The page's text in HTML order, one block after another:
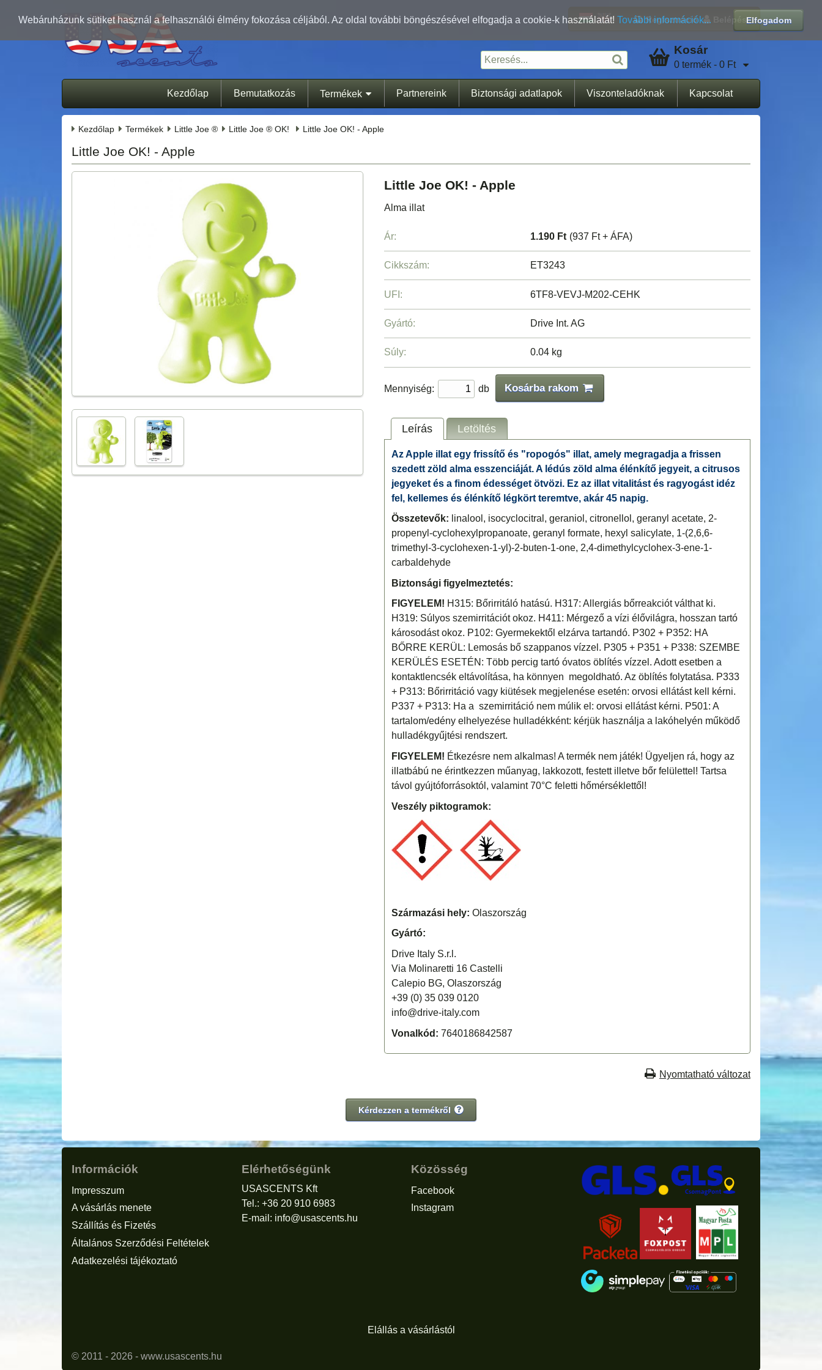
Elfogadom
Webáruházunk sütiket használ a felhasználói élmény fokozása céljából. Az oldal további böngészésével elfogadja a cookie-k használatát! További információk...
Regisztráció Belépés
Kosár
0 termék - 0 Ft
Kezdőlap Bemutatkozás Termékek Partnereink Biztonsági adatlapok Viszonteladóknak Kapcsolat
Kezdőlap Termékek Little Joe ® Little Joe ® OK! Little Joe OK! - Apple
Little Joe OK! - Apple
Little Joe OK! - Apple
Alma illat
Ár: 1.190 Ft (937 Ft + ÁFA)
Cikkszám: ET3243
UFI: 6TF8-VEVJ-M202-CEHK
Gyártó: Drive Int. AG
Súly: 0.04 kg
Mennyiség: db Kosárba rakom
Leírás Letöltés
Az Apple illat egy frissítő és "ropogós" illat, amely megragadja a frissen
szedett zöld alma esszenciáját. A lédús zöld alma élénkítő jegyeit, a citrusos
jegyeket és a finom édességet ötvözi. Ez az illat vitalitást és ragyogást idéz
fel, kellemes és élénkítő légkört teremtve, akár 45 napig.
Összetevők: linalool, isocyclocitral, geraniol, citronellol, geranyl acetate, 2-
propenyl-cyclohexylpropanoate, geranyl formate, hexyl salicylate, 1-(2,6,6-
trimethyl-3-cyclohexen-1-yl)-2-buten-1-one, 2,4-dimethylcyclohex-3-ene-1-
carbaldehyde
Biztonsági figyelmeztetés:
FIGYELEM! H315: Bőrirritáló hatású. H317: Allergiás bőrreakciót válthat ki.
H319: Súlyos szemirritációt okoz. H411: Mérgező a vízi élővilágra, hosszan tartó
károsodást okoz. P102: Gyermekektől elzárva tartandó. P302 + P352: HA
BŐRRE KERÜL: Lemosás bő szappanos vízzel. P305 + P351 + P338: SZEMBE
KERÜLÉS ESETÉN: Több percig tartó óvatos öblítés vízzel. Adott esetben a
kontaktlencsék eltávolítása, ha könnyen megoldható. Az öblítés folytatása. P333
+ P313: Bőrirritáció vagy kiütések megjelenése esetén: orvosi ellátást kell kérni.
P337 + P313: Ha a szemirritáció nem múlik el: orvosi ellátást kérni. P501: A
tartalom/edény elhelyezése hulladékként: kérjük használja a lakóhelyén működő
hulladékgyűjtési rendszert.
FIGYELEM! Étkezésre nem alkalmas! A termék nem játék! Ügyeljen rá, hogy az
illatbábú ne érintkezzen műanyag, lakkozott, festett illetve bőr felülettel! Tartsa
távol gyújtóforrásoktól, valamint 70°C feletti hőmérséklettől!
Veszély piktogramok:
Származási hely: Olaszország
Gyártó:
Drive Italy S.r.l.
Via Molinaretti 16 Castelli
Calepio BG, Olaszország
+39 (0) 35 039 0120
info@drive-italy.com
Vonalkód: 7640186842587
Nyomtatható változat
Kérdezzen a termékről
Információk
Impresszum
A vásárlás menete
Szállítás és Fizetés
Általános Szerződési Feltételek
Adatkezelési tájékoztató
Elérhetőségünk
USASCENTS Kft
Tel.: +36 20 910 6983
E-mail: info@usascents.hu
Közösség
Facebook
Instagram
Elállás a vásárlástól
© 2011 - 2026 - www.usascents.hu